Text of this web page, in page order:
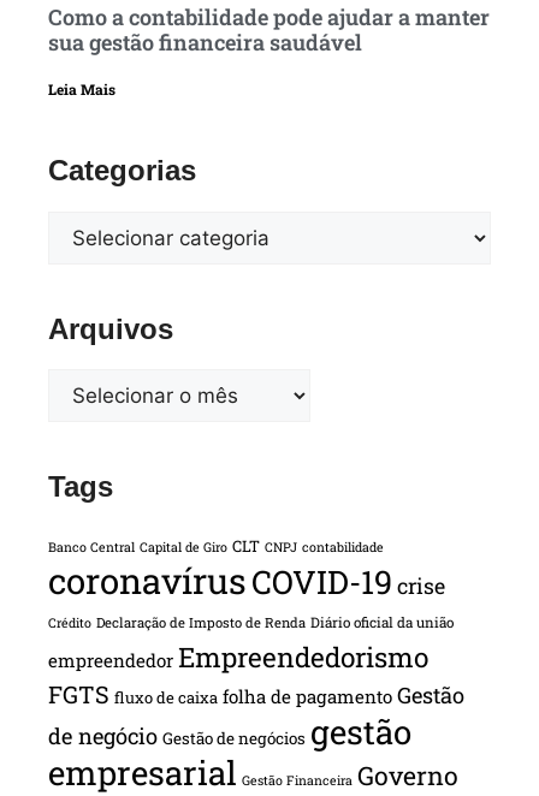
Como a contabilidade pode ajudar a manter
sua gestão financeira saudável
Leia Mais
Categorias
Arquivos
Tags
Banco Central Capital de Giro CLT CNPJ contabilidade
coronavírusCOVID-19 crise
Crédito Declaração de Imposto de Renda Diário oficial da união
empreendedor Empreendedorismo
FGTS fluxo de caixa folha de pagamento Gestão
de negócio Gestão de negócios gestão
empresarial Gestão Financeira Governo